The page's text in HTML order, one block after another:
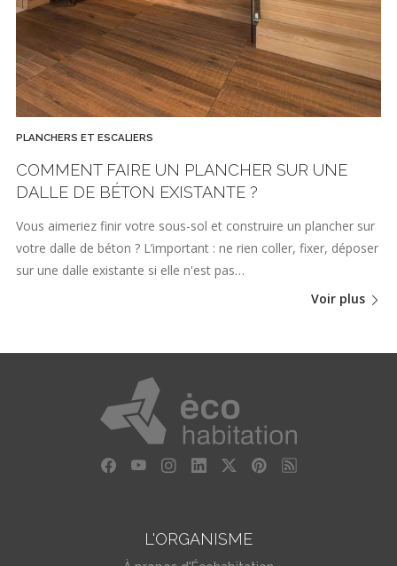
PLANCHERS ET ESCALIERS
COMMENT FAIRE UN PLANCHER SUR UNE
DALLE DE BÉTON EXISTANTE ?
Vous aimeriez finir votre sous-sol et construire un plancher sur
votre dalle de béton ? L’important : ne rien coller, fixer, déposer
sur une dalle existante si elle n'est pas…
Voir plus
L'ORGANISME